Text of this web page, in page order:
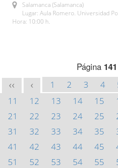
Salamanca (Salamanca)
Lugar: Aula Romero. Universidad
Hora: 10:00 h.
Página 141
<< < 1 2 3 4
11
12 13 14 15
21
22 23 24 25
31
32 33 34 35
41
42 43 44 45
51
52 53 54 55